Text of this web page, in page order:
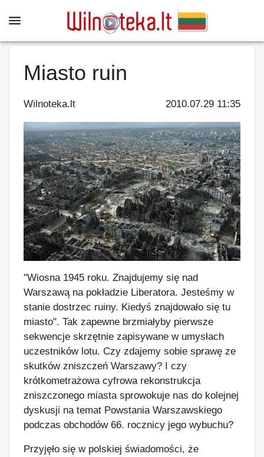
Miasto ruin
Wilnoteka.lt 2010.07.29 11:35
"Wiosna 1945 roku. Znajdujemy się nad
Warszawą na pokładzie Liberatora. Jesteśmy w
stanie dostrzec ruiny. Kiedyś znajdowało się tu
miasto". Tak zapewne brzmiałyby pierwsze
sekwencje skrzętnie zapisywane w umysłach
uczestników lotu. Czy zdajemy sobie sprawę ze
skutków zniszczeń Warszawy? I czy
krótkometrażowa cyfrowa rekonstrukcja
zniszczonego miasta sprowokuje nas do kolejnej
dyskusji na temat Powstania Warszawskiego
podczas obchodów 66. rocznicy jego wybuchu?
Przyjęło się w polskiej świadomości, że